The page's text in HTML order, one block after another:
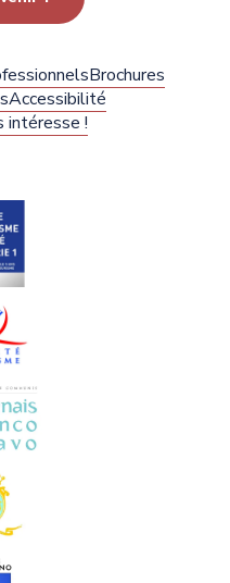
Brochures
Accessibilité
intéresse !